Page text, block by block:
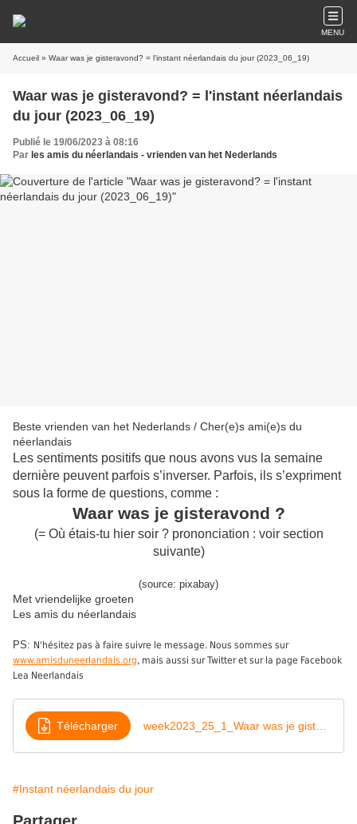
MENU
Accueil » Waar was je gisteravond? = l'instant néerlandais du jour (2023_06_19)
Waar was je gisteravond? = l'instant néerlandais
du jour (2023_06_19)
Publié le 19/06/2023 à 08:16
Par les amis du néerlandais - vrienden van het Nederlands
Beste vrienden van het Nederlands / Cher(e)s ami(e)s du
néerlandais
Les sentiments positifs que nous avons vus la semaine
dernière peuvent parfois s’inverser. Parfois, ils s’expriment
sous la forme de questions, comme :
Waar was je gisteravond ?
(= Où étais-tu hier soir ? prononciation : voir section
suivante)
(source: pixabay)
Met vriendelijke groeten
Les amis du néerlandais
PS: N'hésitez pas à faire suivre le message. Nous sommes sur
www.amisduneerlandais.org, mais aussi sur Twitter et sur la page Facebook
Lea Neerlandais
Télécharger
#Instant néerlandais du jour